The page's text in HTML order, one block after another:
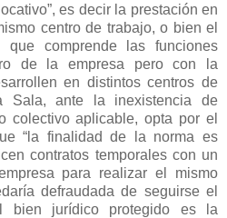
es decir la prestación en
centro de trabajo, o bien el
que comprende las funciones
de la empresa pero con la
en distintos centros de
Sala, ante la inexistencia de
colectivo aplicable, opta por el
“la finalidad de la norma es
contratos temporales con un
para realizar el mismo
defraudada de seguirse el
bien jurídico protegido es la